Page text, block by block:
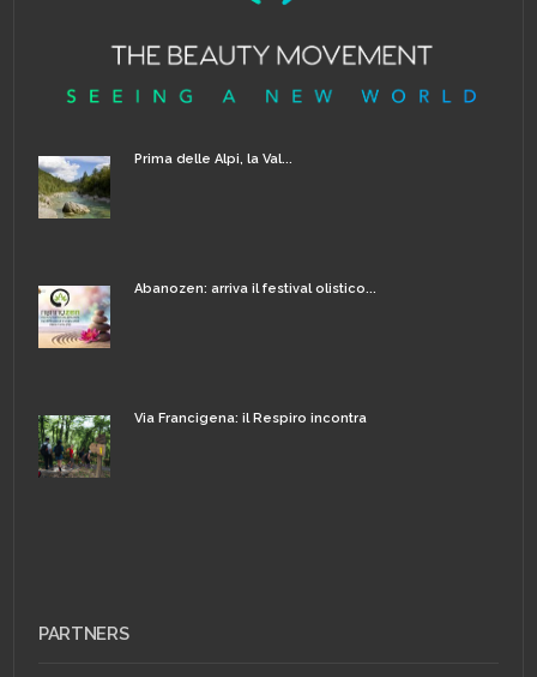
Prima delle Alpi, la Val...
Abanozen: arriva il festival olistico...
Via Francigena: il Respiro incontra
PARTNERS